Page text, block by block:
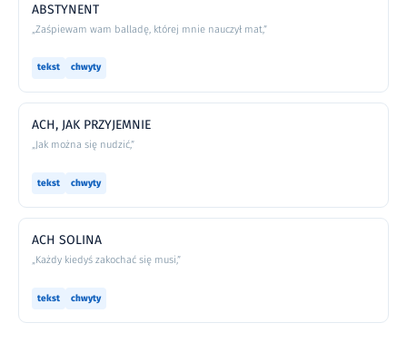
ABSTYNENT
„Zaśpiewam wam balladę, której mnie nauczył mat,”
tekst chwyty
ACH, JAK PRZYJEMNIE
„Jak można się nudzić,”
tekst chwyty
ACH SOLINA
„Każdy kiedyś zakochać się musi,”
tekst chwyty